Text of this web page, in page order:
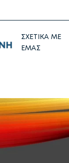
ΣΧΕΤΙΚΑ ΜΕ
ΕΜΑΣ